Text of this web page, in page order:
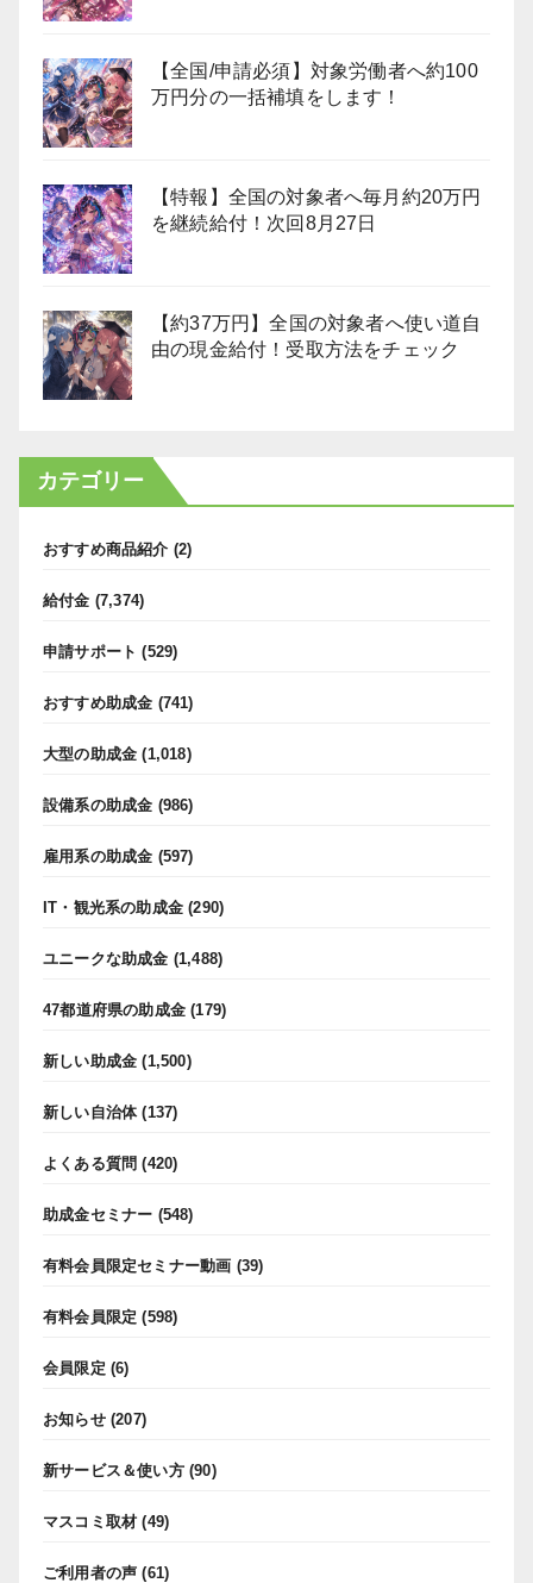
【全国/申請必須】対象労働者へ約100
万円分の一括補填をします！
【特報】全国の対象者へ毎月約20万円
を継続給付！次回8月27日
【約37万円】全国の対象者へ使い道自
由の現金給付！受取方法をチェック
カテゴリー
おすすめ商品紹介 (2)
給付金 (7,374)
申請サポート (529)
おすすめ助成金 (741)
大型の助成金 (1,018)
設備系の助成金 (986)
雇用系の助成金 (597)
IT・観光系の助成金 (290)
ユニークな助成金 (1,488)
47都道府県の助成金 (179)
新しい助成金 (1,500)
新しい自治体(137)
よくある質問 (420)
助成金セミナー (548)
有料会員限定セミナー動画 (39)
有料会員限定 (598)
会員限定 (6)
お知らせ(207)
新サービス＆使い方(90)
マスコミ取材 (49)
ご利用者の声 (61)